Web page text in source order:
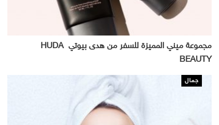
مجموعة ميني المميزة للسفر من هدى بيوتي HUDA
BEAUTY
جمال